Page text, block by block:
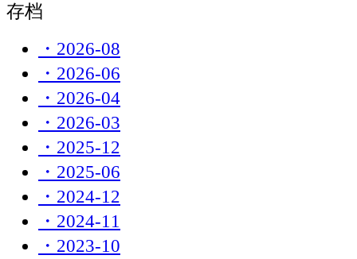
存档
・2026-08
・2026-06
・2026-04
・2026-03
・2025-12
・2025-06
・2024-12
・2024-11
・2023-10